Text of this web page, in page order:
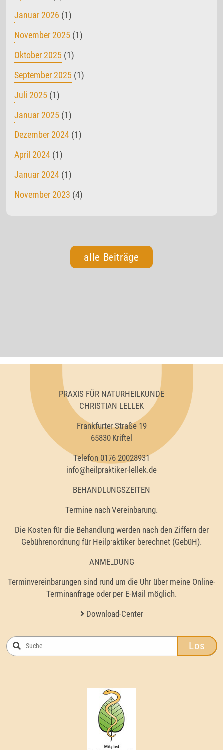
Januar 2026 (1)
November 2025 (1)
Oktober 2025 (1)
September 2025 (1)
Juli 2025 (1)
Januar 2025 (1)
Dezember 2024(1)
April 2024(1)
Januar 2024(1)
November 2023 (4)
alle Beiträge
PRAXIS FÜR NATURHEILKUNDE
CHRISTIAN LELLEK
Frankfurter Straße 19
65830 Kriftel
Telefon 0176 20028931
info@heilpraktiker-lellek.de
BEHANDLUNGSZEITEN
Termine nach Vereinbarung.
Die Kosten für die Behandlung werden nach den Ziffern der
Gebührenordnung für Heilpraktiker berechnet (GebüH).
ANMELDUNG
Terminvereinbarungen sind rund um die Uhr über meine Online-
Terminanfrage oder per E-Mail möglich.
Download-Center
Los